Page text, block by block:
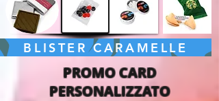
BLISTER CARAMELLE
PROMO CARD
PERSONALIZZATO